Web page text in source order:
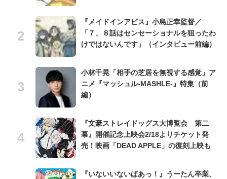
『メイドインアビス』小島正幸監督／
「７、８話はセンセーショナルを狙ったわ
けではないんです」（インタビュー前編）
小林千晃「相手の芝居を無視する感覚」ア
ニメ『マッシュル-MASHLE-』特集（前
編）
『文豪ストレイドッグス大博覧会 第二
幕』開催記念上映会2/18よりチケット発
売！映画「DEAD APPLE」の復刻上映も
『いないいないばあっ！』うーたん卒業、